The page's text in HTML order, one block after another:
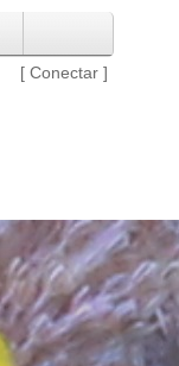
[ Conectar ]